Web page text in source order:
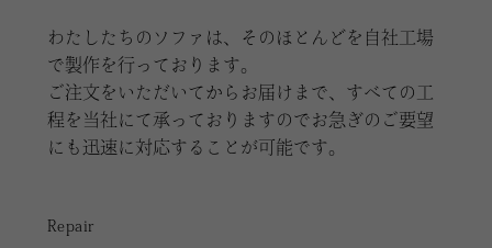
わたしたちのソファは、そのほとんどを自社工場
で製作を行っております。
ご注文をいただいてからお届けまで、すべての工
程を当社にて承っておりますのでお急ぎのご要望
にも迅速に対応することが可能です。
Repair